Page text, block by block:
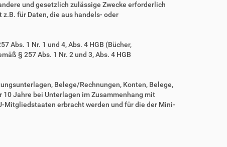
und gesetzlich zulässige Zwecke erforderlich
für Daten, die aus handels- oder
Abs. 1 Nr. 1 und 4, Abs. 4 HGB (Bücher,
§ 257 Abs. 1 Nr. 2 und 3, Abs. 4 HGB
Belege/Rechnungen, Konten, Belege,
Jahre bei Unterlagen im Zusammenhang mit
Mitgliedstaaten erbracht werden und für die der Mini-